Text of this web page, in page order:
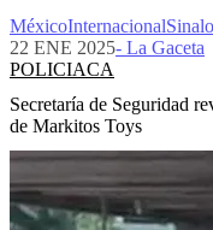
MéxicoInternacional
22 ENE 2025- La Gaceta
POLICIACA
Secretaría de Seguridad
de Markitos Toys